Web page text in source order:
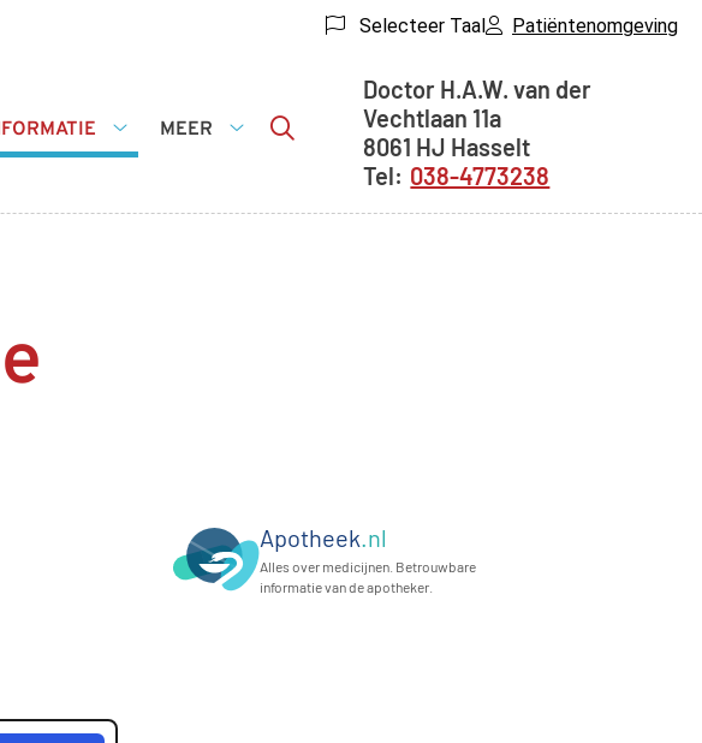
Selecteer Taal Patiëntenomgeving
Medische
MEER
Adresgegevens
Doctor H.A.W. van der
Vechtlaan 11a
8061 HJ Hasselt
038-4773238
Apotheek.nl
Alles over medicijnen. Betrouwbare
informatie van de apotheker.